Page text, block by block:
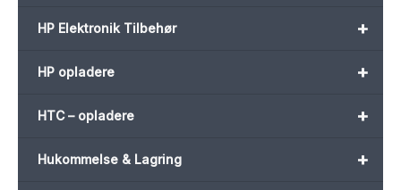
+
HP Elektronik Tilbehør
+
HP opladere
+
HTC – opladere
+
Hukommelse & Lagring